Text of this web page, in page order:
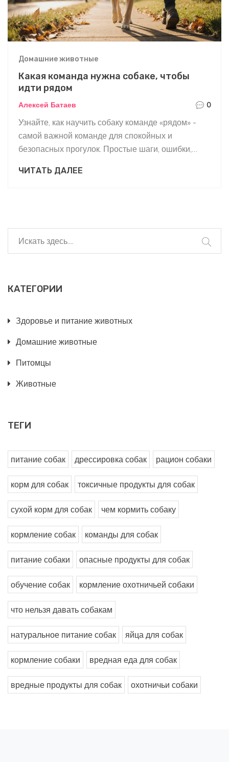
Домашние животные
Какая команда нужна собаке, чтобы
идти рядом
Алексей Батаев 0
Узнайте, как научить собаку команде «рядом» -
самой важной команде для спокойных и
безопасных прогулок. Простые шаги, ошибки,
питомцем.
ЧИТАТЬ ДАЛЕЕ
КАТЕГОРИИ
Здоровье и питание животных
Домашние животные
Питомцы
Животные
ТЕГИ
питание собак дрессировка собак рацион собаки
корм для собак токсичные продукты для собак
сухой корм для собак чем кормить собаку
кормление собак команды для собак
питание собаки опасные продукты для собак
обучение собак кормление охотничьей собаки
что нельзя давать собакам
натуральное питание собак яйца для собак
кормление собаки вредная еда для собак
вредные продукты для собак охотничьи собаки